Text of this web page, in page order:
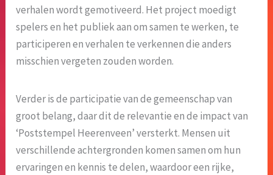
verhalen wordt gemotiveerd. Het project moedigt
spelers en het publiek aan om samen te werken, te
participeren en verhalen te verkennen die anders
misschien vergeten zouden worden.
Verder is de participatie van de gemeenschap van
groot belang, daar dit de relevantie en de impact van
‘Poststempel Heerenveen’ versterkt. Mensen uit
verschillende achtergronden komen samen om hun
ervaringen en kennis te delen, waardoor een rijke,